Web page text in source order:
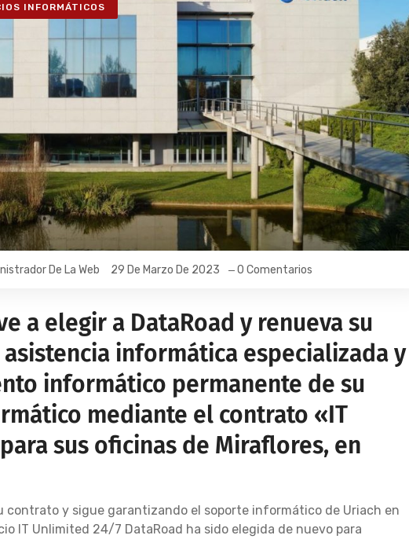
INFORMÁTICOS
De La Web 29 De Marzo De 2023 0 Comentarios
a elegir a DataRoad y renueva su
informática especializada y
informático permanente de su
mediante el contrato «IT
sus oficinas de Miraflores, en
contrato y sigue garantizando el soporte informático de Uriach en
IT Unlimited 24/7 DataRoad ha sido elegida de nuevo para